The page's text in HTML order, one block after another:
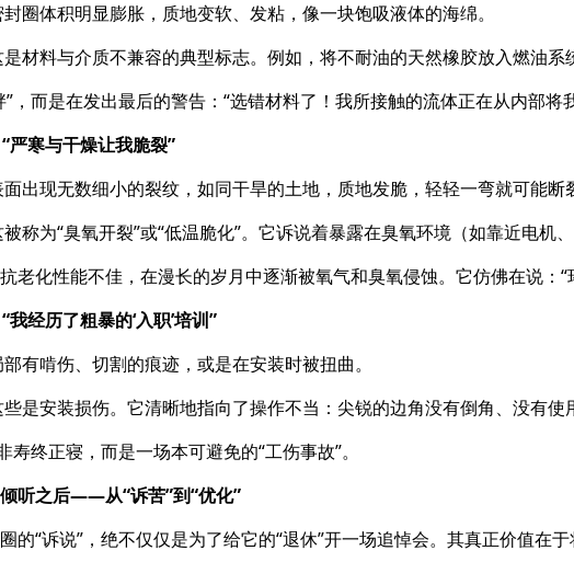
封圈体积明显膨胀，质地变软、发粘，像一块饱吸液体的海绵。
是材料与介质不兼容的典型标志。例如，将不耐油的天然橡胶放入燃油
”，而是在发出最后的警告：“选错材料了！我所接触的流体正在从内部将
严寒与干燥让我脆裂”
面出现无数细小的裂纹，如同干旱的土地，质地发脆，轻轻一弯就可能断
被称为“臭氧开裂”或“低温脆化”。它诉说着暴露在臭氧环境（如靠近电
老化性能不佳，在漫长的岁月中逐渐被氧气和臭氧侵蚀。它仿佛在说：
我经历了粗暴的‘入职’培训”
部有啃伤、切割的痕迹，或是在安装时被扭曲。
些是安装损伤。它清晰地指向了操作不当：尖锐的边角没有倒角、没有
寿终正寝，而是一场本可避免的“工伤事故”。
听之后——从“诉苦”到“优化”
的“诉说”，绝不仅仅是为了给它的“退休”开一场追悼会。其真正价值在